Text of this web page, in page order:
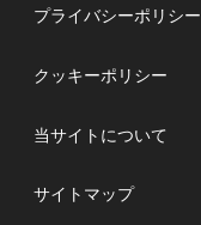
プライバシーポリシー
クッキーポリシー
当サイトについて
サイトマップ